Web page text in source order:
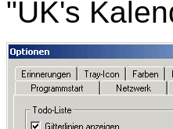
"UK's